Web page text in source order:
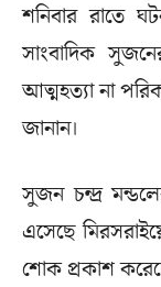
শনিবার রাতে
সাংবাদিক
আত্মহত্যা না
জানান।
সুজন চন্দ্র
এসেছে
শোক প্রকাশ